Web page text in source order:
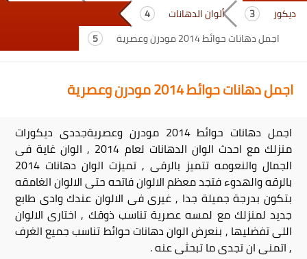
ديكور
ألوان الدهانات
اجمل دهانات حوائط 2014 مودرن وعصرية
اجمل دهانات حوائط 2014 مودرن وعصرية
اجمل دهانات حوائط 2014 مودرن وعصريةجددى ديكورات
منزلك مع احدث الوان الدهانات لعام 2014 , الوان غاية فى
الجمال والنعومه تتميز بالرقى , تميزت الوان دهانات 2014
بالرقه والهدوء فتجد معظم الالوان فاتحه حتى الالوان الغامقه
بتكون بدرجة جميلة جدا , غيرى فى الالوان عندك وادى طابع
جديد لمنزلك مع لمسه عصرية تناسب ذوقك , اختارى الالوان
اللى تفضليها , بنعرض الوان دهانات حوائط تناسب جميع الغرف
, اتمنى ان تجدى ما تبحثى عنه .